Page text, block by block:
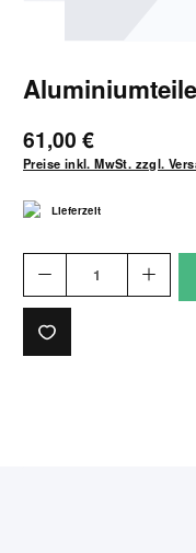
61,00 €
Preise inkl. MwSt. zzgl.
Lieferzeit